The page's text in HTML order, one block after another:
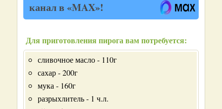
канал в «MAX»!
Для приготовления пирога вам потребуется:
сливочное масло - 110г
сахар - 200г
мука - 160г
разрыхлитель - 1 ч.л.